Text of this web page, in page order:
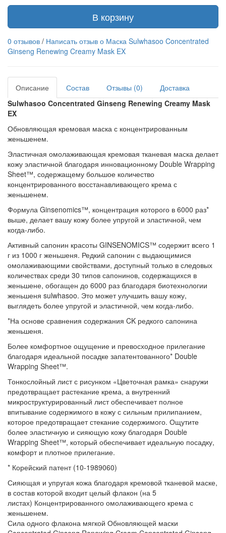
В корзину
0 отзывов / Написать отзыв о Маска Sulwhasoo Concentrated
Ginseng Renewing Creamy Mask EX
Описание Состав Отзывы (0)
Доставка
Sulwhasoo Concentrated Ginseng Renewing Creamy Mask
EX
Обновляющая кремовая маска с концентрированным
женьшенем.
Эластичная омолаживающая кремовая тканевая маска делает
кожу эластичной благодаря инновационному Double Wrapping
Sheet™, содержащему большое количество
концентрированного восстанавливающего крема с
женьшенем.
Формула Ginsenomics™, концентрация которого в 6000 раз*
выше, делает вашу кожу более упругой и эластичной, чем
когда-либо.
Активный сапонин красоты GINSENOMICS™ содержит всего 1
г из 1000 г женьшеня. Редкий сапонин с выдающимися
омолаживающими свойствами, доступный только в следовых
количествах среди 30 типов сапонинов, содержащихся в
женьшене, обогащен до 6000 раз благодаря биотехнологии
женьшеня sulwhasoo. Это может улучшить вашу кожу,
выглядеть более упругой и эластичной, чем когда-либо.
*На основе сравнения содержания CK редкого сапонина
женьшеня.
Более комфортное ощущение и превосходное прилегание
благодаря идеальной посадке запатентованного* Double
Wrapping Sheet™.
Тонкослойный лист с рисунком «Цветочная рамка» снаружи
предотвращает растекание крема, а внутренний
микроструктурированный лист обеспечивает полное
впитывание содержимого в кожу с сильным прилипанием,
которое предотвращает стекание содержимого. Ощутите
более эластичную и сияющую кожу благодаря Double
Wrapping Sheet™, который обеспечивает идеальную посадку,
комфорт и плотное прилегание.
* Корейский патент (10-1989060)
Сияющая и упругая кожа благодаря кремовой тканевой маске,
в состав которой входит целый флакон (на 5
листах) Концентрированного омолаживающего крема с
женьшенем.
Сила одного флакона мягкой Обновляющей маски